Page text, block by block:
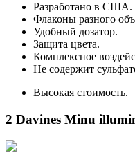
Разработано в США.
Флаконы разного
Удобный дозатор.
Защита цвета.
Комплексное
Не содержит
Высокая стоимость.
2 Davines Minu